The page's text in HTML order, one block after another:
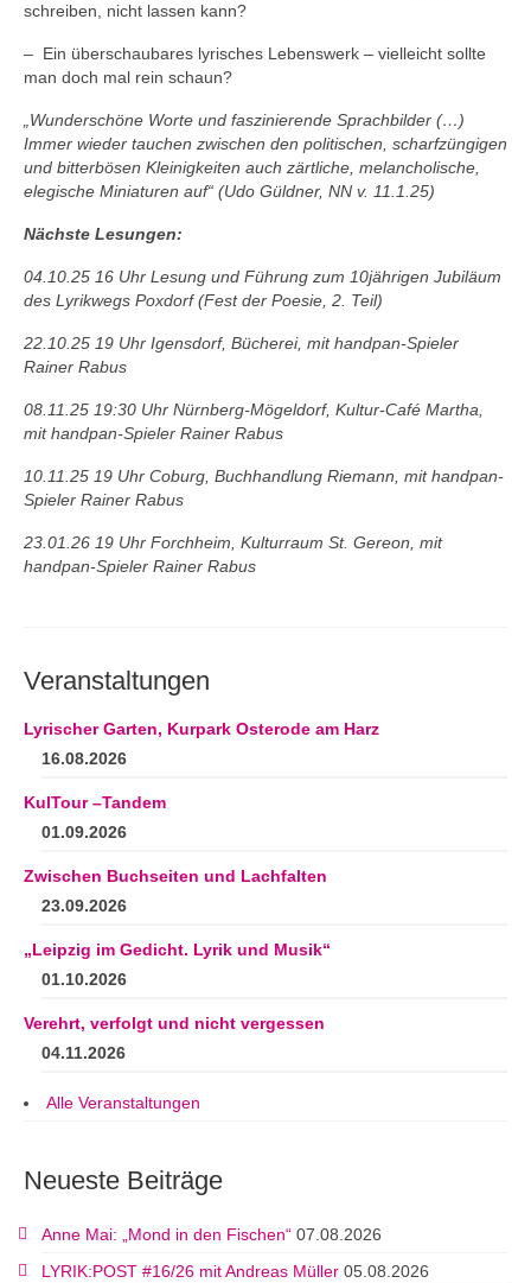
schreiben, nicht lassen kann?
– Ein überschaubares lyrisches Lebenswerk – vielleicht sollte
man doch mal rein schaun?
„Wunderschöne Worte und faszinierende Sprachbilder (…)
Immer wieder tauchen zwischen den politischen, scharfzüngigen
und bitterbösen Kleinigkeiten auch zärtliche, melancholische,
elegische Miniaturen auf“ (Udo Güldner, NN v. 11.1.25)
Nächste Lesungen:
04.10.25 16 Uhr Lesung und Führung zum 10jährigen Jubiläum
des Lyrikwegs Poxdorf (Fest der Poesie, 2. Teil)
22.10.25 19 Uhr Igensdorf, Bücherei, mit handpan-Spieler
Rainer Rabus
08.11.25 19:30 Uhr Nürnberg-Mögeldorf, Kultur-Café Martha,
mit handpan-Spieler Rainer Rabus
10.11.25 19 Uhr Coburg, Buchhandlung Riemann, mit handpan-
Spieler Rainer Rabus
23.01.26 19 Uhr Forchheim, Kulturraum St. Gereon, mit
handpan-Spieler Rainer Rabus
Veranstaltungen
Lyrischer Garten, Kurpark Osterode am Harz
16.08.2026
KulTour –Tandem
01.09.2026
Zwischen Buchseiten und Lachfalten
23.09.2026
„Leipzig im Gedicht. Lyrik und Musik“
01.10.2026
Verehrt, verfolgt und nicht vergessen
04.11.2026
Alle Veranstaltungen
Neueste Beiträge
Anne Mai: „Mond in den Fischen“ 07.08.2026
LYRIK:POST #16/26 mit Andreas Müller 05.08.2026